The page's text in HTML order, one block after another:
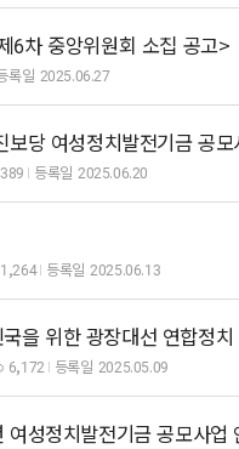
6차 중앙위원회 소집 공고>
록일 2025.06.27
당 여성정치발전기금 공
389 등록일 2025.06.20
1,264 등록일 2025.06.13
6,172 등록일 2025.05.09
성정치발전기금 공모사업